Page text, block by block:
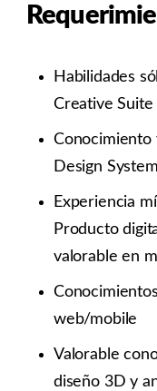
Habilidades
Creative
Conocimiento
Design System
Experiencia
Producto
valorable en
web/mobile
Valorable
diseño 3D y